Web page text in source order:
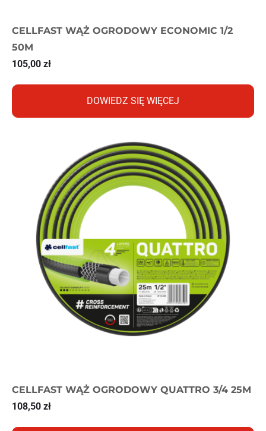
CELLFAST WĄŻ OGRODOWY ECONOMIC 1/2
50M
105,00 zł
DOWIEDZ SIĘ WIĘCEJ
CELLFAST WĄŻ OGRODOWY QUATTRO 3/4 25M
108,50 zł